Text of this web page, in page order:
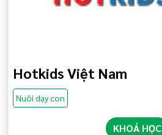
Hotkids Việt Nam
Nuôi dạy con
KHOÁ HỌC